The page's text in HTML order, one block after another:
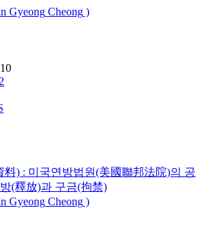
Gyeong Cheong )
料) : 미국연방법원(美國聯邦法院)의 공
(釋放)과 구금(拘禁)
Gyeong Cheong )